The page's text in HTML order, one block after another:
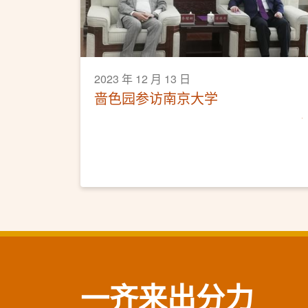
2023 年 12 月 13 日
啬色园参访南京大学
一齐来出分力